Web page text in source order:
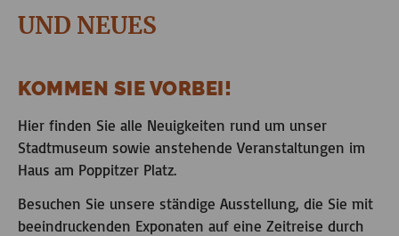
UND NEUES
KOMMEN SIE VORBEI!
Hier finden Sie alle Neuigkeiten rund um unser
Stadtmuseum sowie anstehende Veranstaltungen im
Haus am Poppitzer Platz.
Besuchen Sie unsere ständige Ausstellung, die Sie mit
beeindruckenden Exponaten auf eine Zeitreise durch